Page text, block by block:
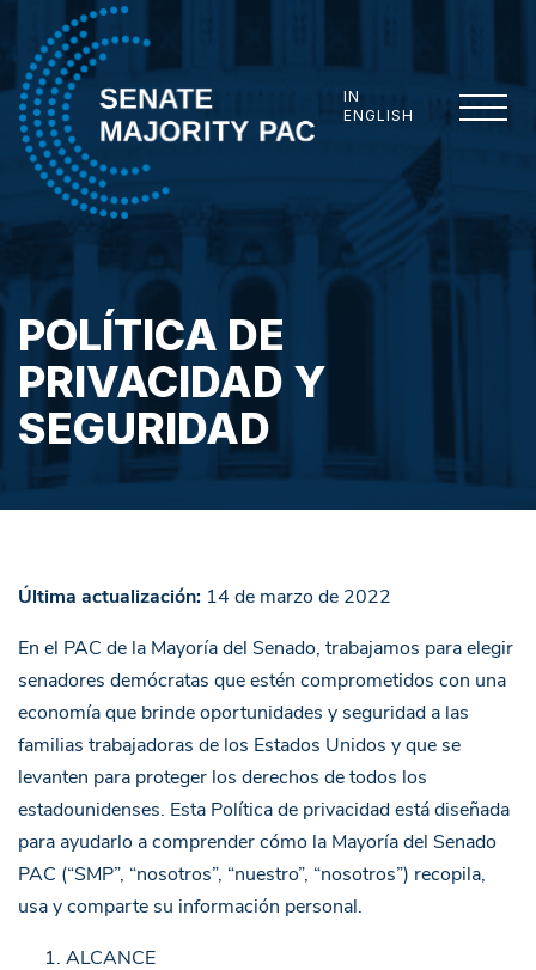
IN
ENGLISH
Senate Majority Pac
POLÍTICA DE
PRIVACIDAD Y
SEGURIDAD
Última actualización: 14 de marzo de 2022
En el PAC de la Mayoría del Senado, trabajamos para elegir
senadores demócratas que estén comprometidos con una
economía que brinde oportunidades y seguridad a las
familias trabajadoras de los Estados Unidos y que se
levanten para proteger los derechos de todos los
estadounidenses. Esta Política de privacidad está diseñada
para ayudarlo a comprender cómo la Mayoría del Senado
PAC (“SMP”, “nosotros”, “nuestro”, “nosotros”) recopila,
usa y comparte su información personal.
ALCANCE